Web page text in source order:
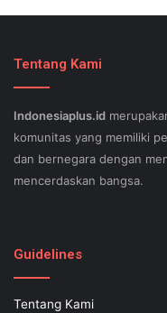
Tentang Kami
Indonesiaplus.id
komunitas yang memiliki
dan bernegara dengan
mencerdaskan bangsa.
your small business stand
Guidelines
Tentang Kami